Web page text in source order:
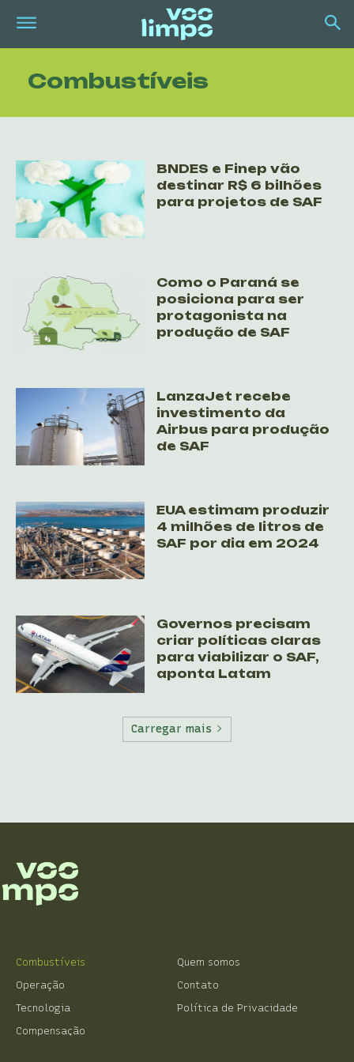
Combustíveis
BNDES e Finep vão
destinar R$ 6 bilhões
para projetos de SAF
Como o Paraná se
posiciona para ser
protagonista na
produção de SAF
LanzaJet recebe
investimento da
Airbus para produção
de SAF
EUA estimam produzir
4 milhões de litros de
SAF por dia em 2024
Governos precisam
criar políticas claras
para viabilizar o SAF,
aponta Latam
Carregar mais
Combustíveis
Operação
Tecnologia
Compensação
Quem somos
Contato
Política de Privacidade